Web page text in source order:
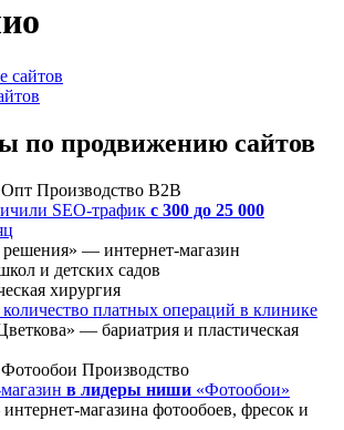
сайтов
по продвижению сайтов
Опт Производство B2B
SEO-трафик с 300 до 25 000
решения» — интернет-магазин
и детских садов
хирургия
платных операций в клинике
— бариатрия и пластическая
Фотообои Производство
в лидеры ниши «Фотообои»
магазина фотообоев, фресок и